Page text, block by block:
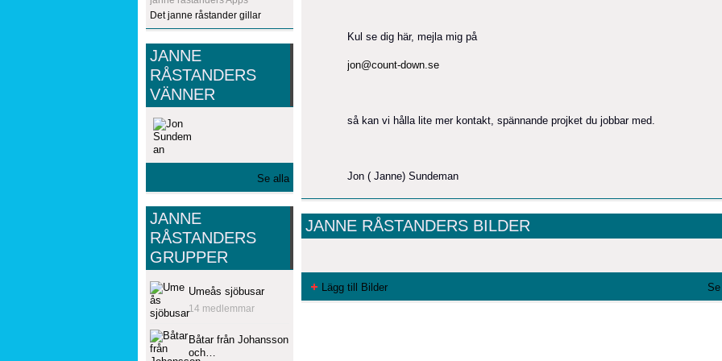
Det janne råstander gillar
JANNE
RÅSTANDERS
VÄNNER
Se alla
JANNE
RÅSTANDERS
GRUPPER
Umeås sjöbusar
14 medlemmar
Båtar från Johansson
och…
Kul se dig här, mejla mig på
jon@count-down.se
så kan vi hålla lite mer kontakt, spännande projket du jobbar med.
Jon ( Janne) Sundeman
JANNE RÅSTANDERS BILDER
Lägg till Bilder